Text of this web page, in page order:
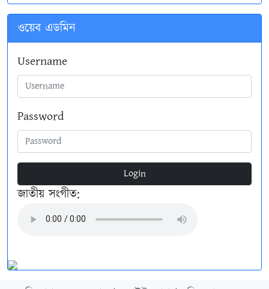
ওয়েব এডমিন
Username
Password
Login
জাতীয় সংগীত: